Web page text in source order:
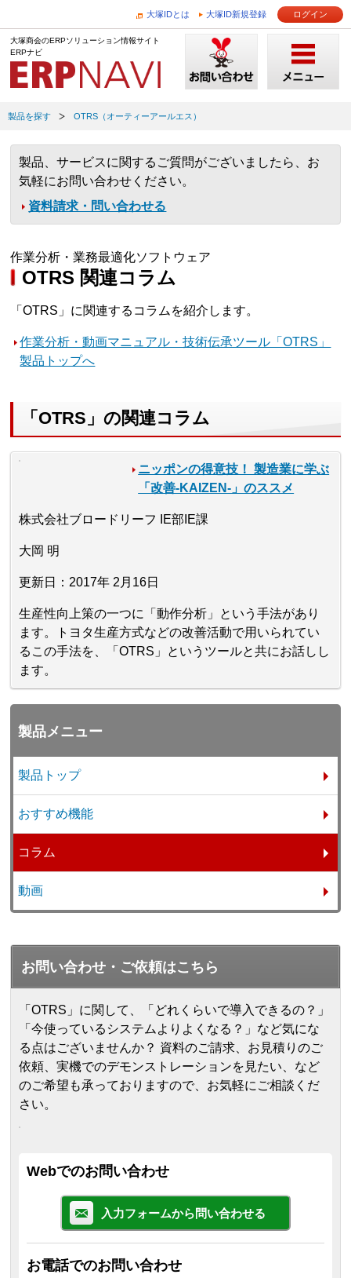
大塚IDとは 大塚ID新規登録 ログイン
大塚商会のERPソリューション情報サイト
ERPナビ
製品を探す OTRS（オーティーアールエス）
製品、サービスに関するご質問がございましたら、お
気軽にお問い合わせください。
資料請求・問い合わせる
作業分析・業務最適化ソフトウェア
OTRS 関連コラム
「OTRS」に関連するコラムを紹介します。
作業分析・動画マニュアル・技術伝承ツール「OTRS」
製品トップへ
「OTRS」の関連コラム
ニッポンの得意技！ 製造業に学ぶ
「改善-KAIZEN-」のススメ
株式会社ブロードリーフ IE部IE課
大岡 明
更新日：2017年 2月16日
生産性向上策の一つに「動作分析」という手法があり
ます。トヨタ生産方式などの改善活動で用いられてい
るこの手法を、「OTRS」というツールと共にお話しし
ます。
製品メニュー
製品トップ
おすすめ機能
コラム
動画
お問い合わせ・ご依頼はこちら
「OTRS」に関して、「どれくらいで導入できるの？」
「今使っているシステムよりよくなる？」など気にな
る点はございませんか？ 資料のご請求、お見積りのご
依頼、実機でのデモンストレーションを見たい、など
のご希望も承っておりますので、お気軽にご相談くだ
さい。
Webでのお問い合わせ
入力フォームから問い合わせる
お電話でのお問い合わせ